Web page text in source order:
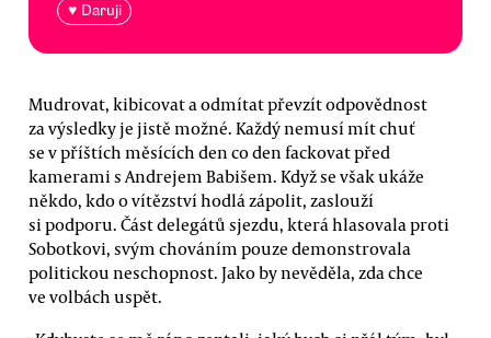
♥ Daruji
Mudrovat, kibicovat a odmítat převzít odpovědnost
za výsledky je jistě možné. Každý nemusí mít chuť
se v příštích měsících den co den fackovat před
kamerami s Andrejem Babišem. Když se však ukáže
někdo, kdo o vítězství hodlá zápolit, zaslouží
si podporu. Část delegátů sjezdu, která hlasovala proti
Sobotkovi, svým chováním pouze demonstrovala
politickou neschopnost. Jako by nevěděla, zda chce
ve volbách uspět.